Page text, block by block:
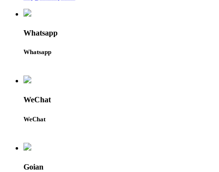
Whatsapp
Whatsapp
WeChat
WeChat
Goian